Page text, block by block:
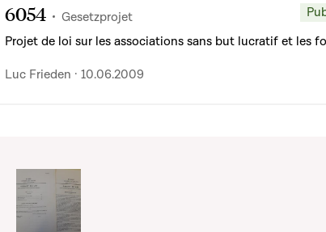
6054 Gesetzprojet
Projet de loi sur les associations sans but lucratif et les
Luc Frieden · 10.06.2009